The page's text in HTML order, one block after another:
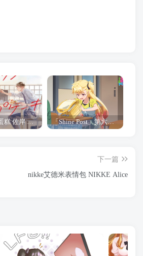
经典杯子蛋糕 佐岸 漫画「经典杯子蛋糕」宣布真人日剧化 「Shine Post」第六话ED主题曲「Yellow Rose」无字幕MV公开
下一篇
nikke艾德米表情包 NIKKE Alice